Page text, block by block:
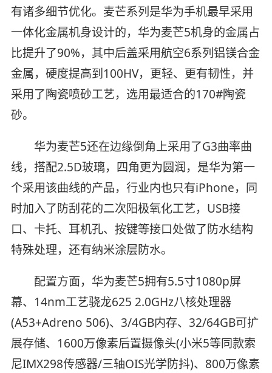
有诸多细节优化。麦芒系列是华为手机最早采用
一体化金属机身设计的，华为麦芒5机身的金属占
比提升了90%，其中后盖采用航空6系列铝镁合金
金属，硬度提高到100HV，更轻、更有韧性，并
采用了陶瓷喷砂工艺，选用最适合的170#陶瓷
砂。
华为麦芒5还在边缘倒角上采用了G3曲率曲
线，搭配2.5D玻璃，四角更为圆润，是华为第一
个采用该曲线的产品，行业内也只有iPhone，同
时加入了防刮花的二次阳极氧化工艺，USB接
口、卡托、耳机孔、按键等接口处做了防水结构
特殊处理，还有纳米涂层防水。
配置方面，华为麦芒5拥有5.5寸1080p屏
幕、14nm工艺骁龙625 2.0GHz八核处理器
(A53+Adreno 506)、3/4GB内存、32/64GB可扩
展存储、1600万像素后置摄像头(小米5等同款索
尼IMX298传感器/三轴OIS光学防抖)、800万像素